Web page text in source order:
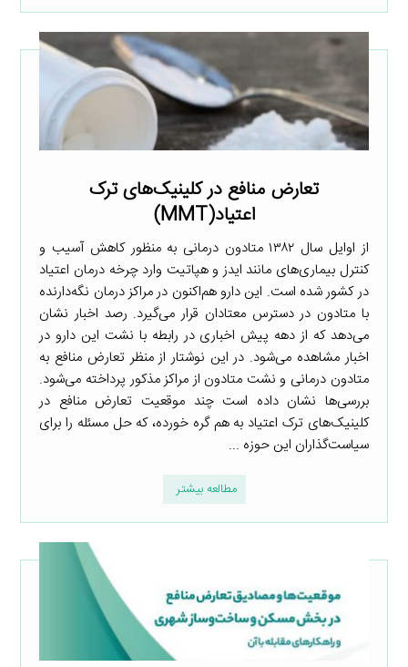
تعارض منافع در کلینیک‌های ترک
اعتیاد(MMT)
از اوایل سال ۱۳۸۲ متادون درمانی به منظور کاهش آسیب و
کنترل بیماری‌های مانند ایدز و هپاتیت وارد چرخه درمان اعتیاد
در کشور شده است. این دارو هم‌اکنون در مراکز درمان نگه‌دارنده
با متادون در دسترس معتادان قرار می‌گیرد. رصد اخبار نشان
می‌دهد که از دهه پیش اخباری در رابطه با نشت این دارو در
اخبار مشاهده می‌شود. در این نوشتار از منظر تعارض منافع به
متادون درمانی و نشت متادون از مراکز مذکور پرداخته می‌شود.
بررسی‌ها نشان داده است چند موقعیت تعارض منافع در
کلینیک‌های ترک اعتیاد به هم گره خورده، که حل مسئله را برای
سیاست‌گذاران این حوزه ...
مطالعه بیشتر